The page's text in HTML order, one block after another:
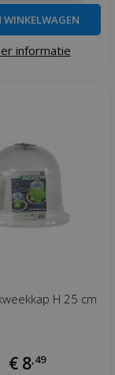
informatie
WINKELWAGEN
H 25 cm
€ 8 49